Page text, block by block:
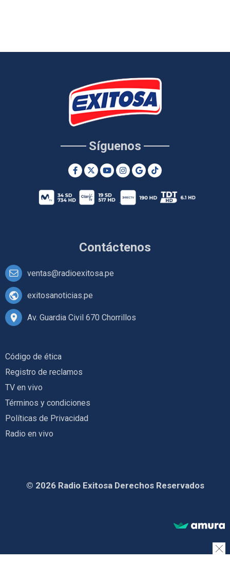
Contáctenos
ventas@radioexitosa.pe
exitosanoticias.pe
Av. Guardia Civil 670 Chorrillos
Síguenos
Código de ética
Registro de reclamos
TV en vivo
Términos y condiciones
Políticas de Privacidad
Radio en vivo
© 2026 Radio Exitosa Derechos Reservados